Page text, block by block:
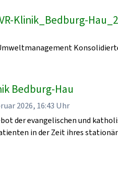
Klinik_Bedburg-
Bedburg-Hau
2026, 16:43 Uhr
der evangelischen und
in der Zeit ihres